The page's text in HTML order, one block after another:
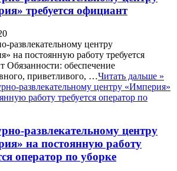
требуется официант
развлекательному центру
на постоянную работу требуется
Обязанности: обеспечение
приветливого, …Читать дальше »
развлекательному центру
на постоянную работу
оператор по уборке